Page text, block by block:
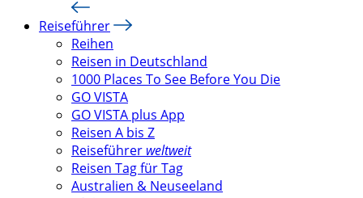
Reiseführer
Reihen
Reisen in Deutschland
1000 Places To See Before You Die
GO VISTA
GO VISTA plus App
Reisen A bis Z
Reiseführer weltweit
Reisen Tag für Tag
Australien & Neuseeland